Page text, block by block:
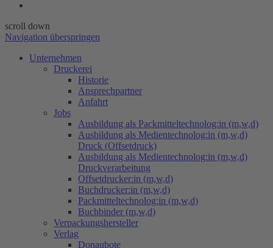
scroll down
Navigation überspringen
Unternehmen
Druckerei
Historie
Ansprechpartner
Anfahrt
Jobs
Ausbildung als Packmitteltechnolog:in (m,w,d)
Ausbildung als Medientechnolog:in (m,w,d)
Druck (Offsetdruck)
Ausbildung als Medientechnolog:in (m,w,d)
Druckverarbeitung
Offsetdrucker:in (m,w,d)
Buchdrucker:in (m,w,d)
Packmitteltechnolog:in (m,w,d)
Buchbinder (m,w,d)
Verpackungs​hersteller
Verlag
Donaubote